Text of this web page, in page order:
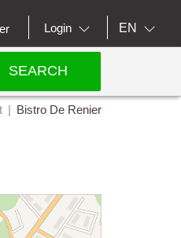
Login EN
SEARCH
Bistro De Renier